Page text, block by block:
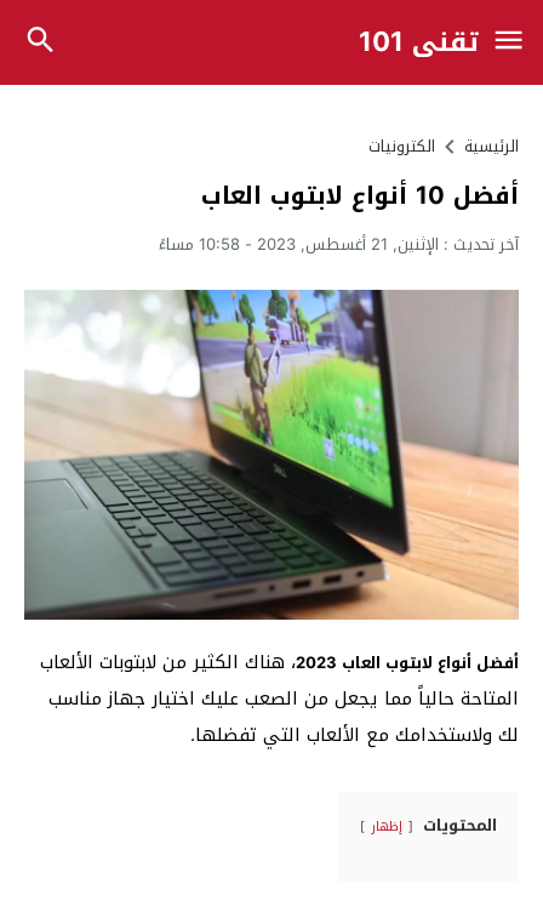
تقني 101
الرئيسية الكترونيات
أفضل 10 أنواع لابتوب العاب
آخر تحديث : الإثنين, 21 أغسطس, 2023 - 10:58 مساءً
أفضل أنواع لابتوب العاب 2023
، هناك الكثير من لابتوبات الألعاب
المتاحة حالياً مما يجعل من الصعب عليك اختيار جهاز مناسب
لك ولاستخدامك مع الألعاب التي تفضلها.
المحتويات إظهار